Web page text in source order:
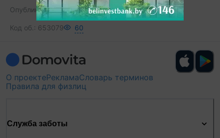
Опубликовано:04.09.2025
Код об.: 653079 60
О проектеРекламаСловарь терминов
Правила для физлиц
Служба заботы